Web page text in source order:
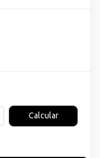
Calcular